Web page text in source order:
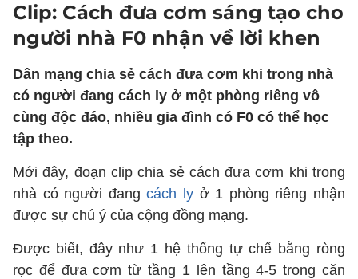
Clip: Cách đưa cơm sáng tạo cho
người nhà F0 nhận về lời khen
Dân mạng chia sẻ cách đưa cơm khi trong nhà
có người đang cách ly ở một phòng riêng vô
cùng độc đáo, nhiều gia đình có F0 có thể học
tập theo.
Mới đây, đoạn clip chia sẻ cách đưa cơm khi trong
nhà có người đangcách ly ở 1 phòng riêng nhận
được sự chú ý của cộng đồng mạng.
Được biết, đây như 1 hệ thống tự chế bằng ròng
rọc để đưa cơm từ tầng 1 lên tầng 4-5 trong căn